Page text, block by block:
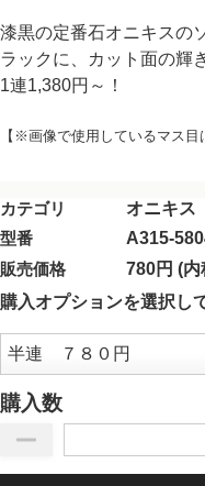
漆黒の定番石オニキスの
ラックに、カット面の輝
1連1,380円～！
【※画像で使用しているマス目
カテゴリ
オニキス
型番
A315-
販売価格
780円 (内
購入オプションを選択し
購入数